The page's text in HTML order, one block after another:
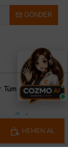
HEMEN AL
GÖNDER
Tüm
Colezium